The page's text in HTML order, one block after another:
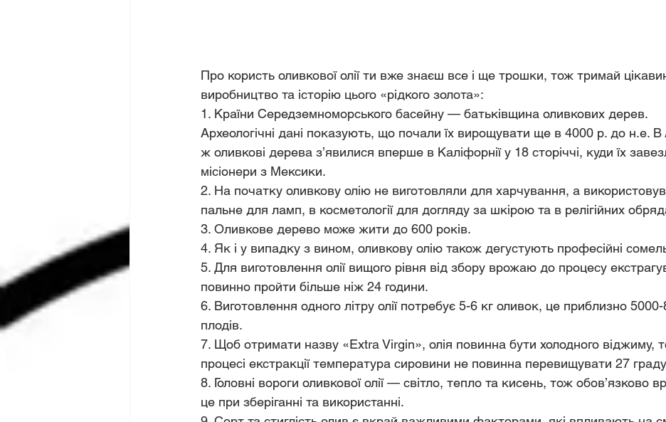
Про користь оливкової олії ти вже знаєш все і ще трошки, тож тримай
виробництво та історію цього «рідкого золота»:
1. Країни Середземноморського басейну — батьківщина оливкових дерев.
Археологічні дані показують, що почали їх вирощувати ще в 4000 р. до н.е. В
ж оливкові дерева з’явилися вперше в Каліфорнії у 18 сторіччі, куди їх
місіонери з Мексики.
2. На початку оливкову олію не виготовляли для харчування, а
пальне для ламп, в косметології для догляду за шкірою та в релігійних
3. Оливкове дерево може жити до 600 років.
4. Як і у випадку з вином, оливкову олію також дегустують професійні
5. Для виготовлення олії вищого рівня від збору врожаю до процесу
повинно пройти більше ніж 24 години.
6. Виготовлення одного літру олії потребує 5-6 кг оливок, це приблизно
плодів.
7. Щоб отримати назву «Extra Virgin», олія повинна бути холодного віджиму,
процесі екстракції температура сировини не повинна перевищувати 27
8. Головні вороги оливкової олії — світло, тепло та кисень, тож обов’язково
це при зберіганні та використанні.